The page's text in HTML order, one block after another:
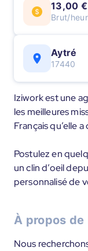
13,00 €
Brut/
Aytré
17440
Iziwork est une
les meilleures
Français qu’elle
Postulez en
un clin d’oeil
personnalisé de
À propos de
Nous